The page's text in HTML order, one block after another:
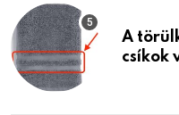
A
csíkok